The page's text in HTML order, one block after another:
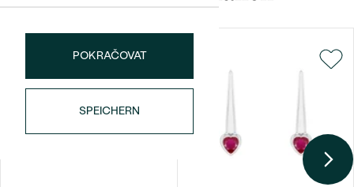
Bestseller
FARBE:
Rot
HERKUNFT:
Natürlich
POKRAČOVAT
SPEICHERN